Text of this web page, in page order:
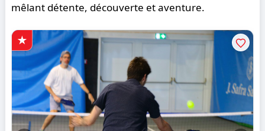
mêlant détente, découverte et aventure.